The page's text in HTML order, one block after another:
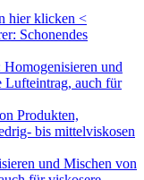
hier klicken <
Schonendes
und
Lufteintrag, auch für
Produkten,
bis mittelviskosen
und Mischen von